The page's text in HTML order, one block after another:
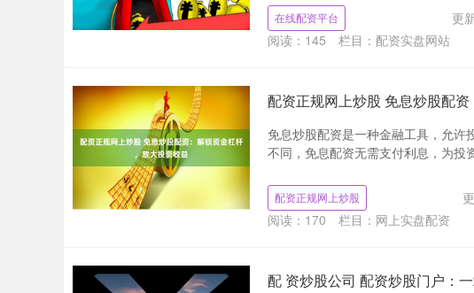
在线配资平台 更
阅读： 145 栏目： 配资实盘网站
配资正规网上炒股 免息炒股配
免息炒股配资是一种金融工具，允许
不同，免息配资无需支付利息，为投
配资正规网上炒股
阅读： 170 栏目： 网上实盘配资
配 资炒股公司 配资炒股门户：